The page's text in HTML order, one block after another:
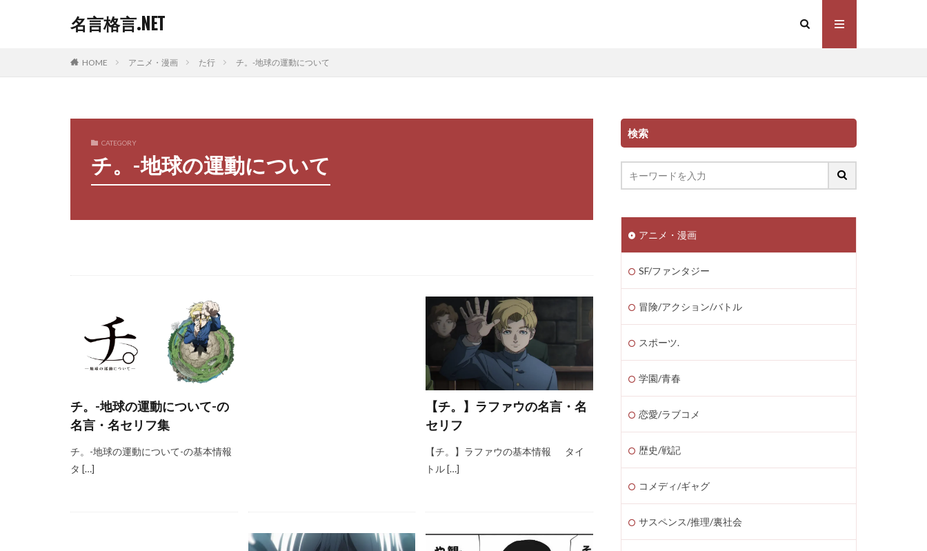
名言格言.NET
HOME アニメ・漫画 た行 チ。-地球の運動について
CATEGORY
チ。-地球の運動について
チ。-地球の運動について-の
名言・名セリフ集
チ。-地球の運動について-の基本情報
タ […]
【チ。】ラファウの名言・名
セリフ
【チ。】ラファウの基本情報 タイ
トル […]
検索
アニメ・漫画
SF/ファンタジー
冒険/アクション/バトル
スポーツ.
学園/青春
恋愛/ラブコメ
歴史/戦記
コメディ/ギャグ
サスペンス/推理/裏社会